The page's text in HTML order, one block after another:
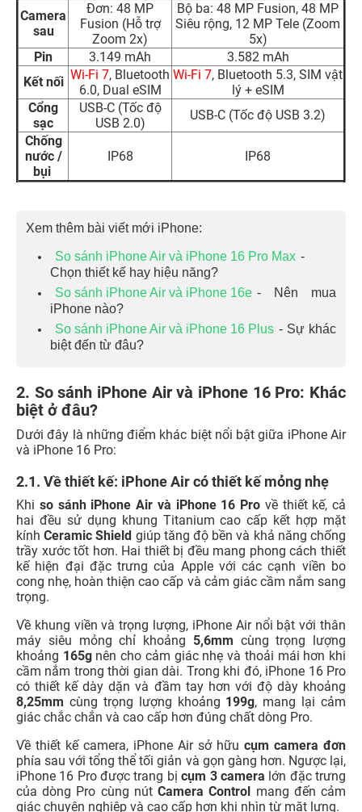
Camera
sau
Đơn: 48 MP
Fusion (Hỗ trợ
Zoom 2x)
Bộ ba: 48 MP Fusion, 48 MP
Siêu rộng, 12 MP Tele (Zoom
5x)
Pin
3.149 mAh
3.582 mAh
Kết nối Wi-Fi 7, Bluetooth
6.0, Dual eSIM
Wi-Fi 7, Bluetooth 5.3, SIM vật
lý + eSIM
Cổng
sạc
USB-C (Tốc độ
USB 2.0)
USB-C (Tốc độ USB 3.2)
Chống
nước /
bụi
IP68 IP68
Xem thêm bài viết mới iPhone:
So sánh iPhone Air và iPhone 16 Pro Max -
Chọn thiết kế hay hiệu năng?
So sánh iPhone Air và iPhone 16e - Nên mua
iPhone nào?
So sánh iPhone Air và iPhone 16 Plus - Sự khác
biệt đến từ đâu?
2. So sánh iPhone Air và iPhone 16 Pro: Khác
biệt ở đâu?
Dưới đây là những điểm khác biệt nổi bật giữa iPhone Air
và iPhone 16 Pro:
2.1. Về thiết kế: iPhone Air có thiết kế mỏng nhẹ
Khi so sánh iPhone Air và iPhone 16 Pro về thiết kế, cả
hai đều sử dụng khung Titanium cao cấp kết hợp mặt
kínhCeramic Shield giúp tăng độ bền và khả năng chống
trầy xước tốt hơn. Hai thiết bị đều mang phong cách thiết
kế hiện đại đặc trưng của Apple với các cạnh viền bo
cong nhẹ, hoàn thiện cao cấp và cảm giác cầm nắm sang
trọng.
Về khung viền và trọng lượng, iPhone Air nổi bật với thân
máy siêu mỏng chỉ khoảng 5,6mm cùng trọng lượng
khoảng 165gnên cho cảm giác nhẹ và thoải mái hơn khi
cầm nắm trong thời gian dài. Trong khi đó, iPhone 16 Pro
có thiết kế dày dặn và đầm tay hơn với độ dày khoảng
8,25mm cùng trọng lượng khoảng 199g, mang lại cảm
giác chắc chắn và cao cấp hơn đúng chất dòng Pro.
Về thiết kế camera, iPhone Air sở hữu cụm camera đơn
phía sau với tổng thể tối giản và gọn gàng hơn. Ngược lại,
iPhone 16 Pro được trang bịcụm 3 camera lớn đặc trưng
của dòng Pro cùng nútCamera Control mang đến cảm
giác chuyên nghiệp và cao cấp hơn khi nhìn từ mặt lưng.